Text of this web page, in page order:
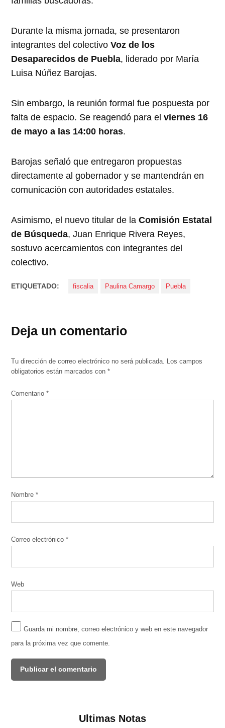
Durante la misma jornada, se presentaron
integrantes del colectivoVoz de los
Desaparecidos de Puebla, liderado por María
Luisa Núñez Barojas.
Sin embargo, la reunión formal fue pospuesta por
falta de espacio. Se reagendó para elviernes 16
de mayo a las 14:00 horas.
Barojas señaló que entregaron propuestas
directamente al gobernador y se mantendrán en
comunicación con autoridades estatales.
Asimismo, el nuevo titular de laComisión Estatal
de Búsqueda, Juan Enrique Rivera Reyes,
sostuvo acercamientos con integrantes del
colectivo.
ETIQUETADO: fiscalia Paulina Camargo Puebla
Deja un comentario
Tu dirección de correo electrónico no será publicada. Los campos
obligatorios están marcados con*
Comentario*
Nombre*
Correo electrónico*
Web
Guarda mi nombre, correo electrónico y web en este navegador
para la próxima vez que comente.
Ultimas Notas